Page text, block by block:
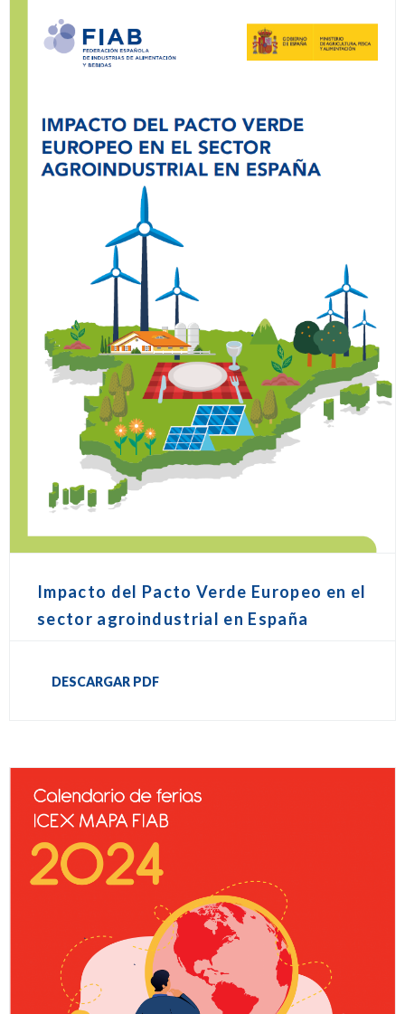
Impacto del Pacto Verde Europeo en el
sector agroindustrial en España
DESCARGAR PDF